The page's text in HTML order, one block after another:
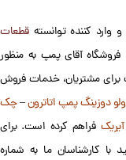
وارد کننده توانسته قطعات
آقای پمپ به منظور
برای مشتریان، خدمات فروش
دوزینگ پمپ اتاترون–چک
فراهم کرده است. برای
با کارشناسان ما به شماره